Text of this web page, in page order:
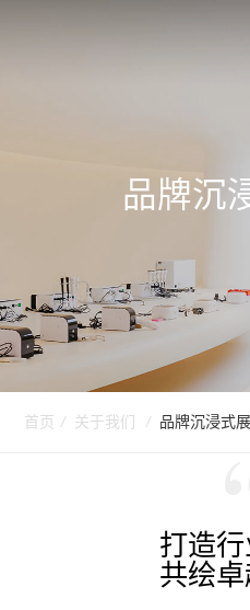
品牌沉
首页 / 关于我们 / 品牌沉浸式
打造
共绘